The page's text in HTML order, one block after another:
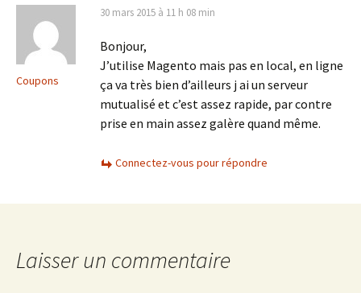
Coupons
30 mars 2015 à 11 h 08 min
Bonjour,
J’utilise Magento mais pas en local, en ligne
ça va très bien d’ailleurs j ai un serveur
mutualisé et c’est assez rapide, par contre
prise en main assez galère quand même.
Connectez-vous pour répondre
Laisser un commentaire